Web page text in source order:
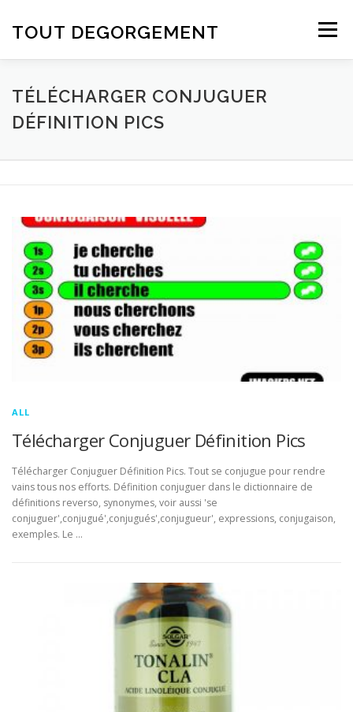
TOUT DEGORGEMENT Menu
TÉLÉCHARGER CONJUGUER
DÉFINITION PICS
ALL
Télécharger Conjuguer Définition Pics
Télécharger Conjuguer Définition Pics. Tout se conjugue pour rendre
vains tous nos efforts. Définition conjuguer dans le dictionnaire de
définitions reverso, synonymes, voir aussi 'se
conjuguer',conjugué',conjugués',conjugueur', expressions, conjugaison,
exemples. Le …